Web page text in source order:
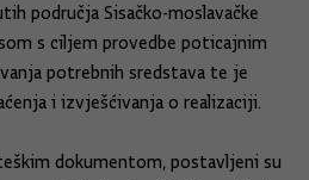
područja Sisačko-moslavačke
s ciljem provedbe poticajnim
potrebnih sredstava te je
i izvješćivanja o realizaciji.
dokumentom, postavljeni su